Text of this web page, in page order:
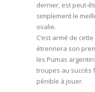
dernier, est peut-
simplement le
ovalie.
C’est armé de
étrennera son
les Pumas
troupes au succès
pénible à jouer.